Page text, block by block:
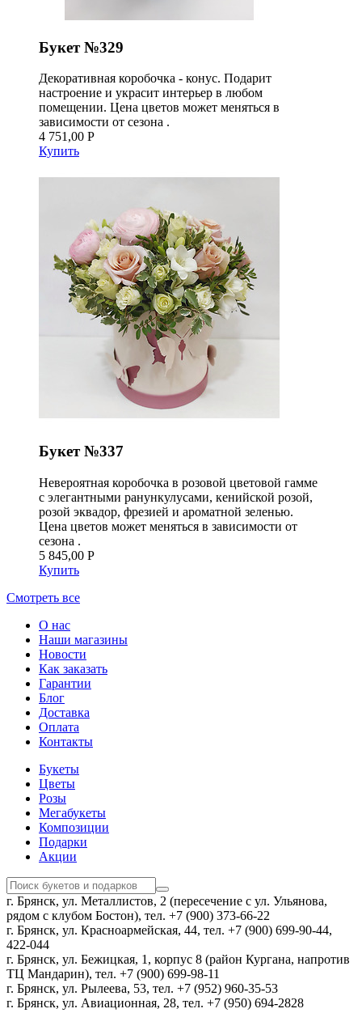
Букет №329
Декоративная коробочка - конус. Подарит
настроение и украсит интерьер в любом
помещении. Цена цветов может меняться в
зависимости от сезона .
4 751,00 Р
Купить
Букет №337
Невероятная коробочка в розовой цветовой гамме
с элегантными ранункулусами, кенийской розой,
розой эквадор, фрезией и ароматной зеленью.
Цена цветов может меняться в зависимости от
сезона .
5 845,00 Р
Купить
Смотреть все
О нас
Наши магазины
Новости
Как заказать
Гарантии
Блог
Доставка
Оплата
Контакты
Букеты
Цветы
Розы
Мегабукеты
Композиции
Подарки
Акции
г. Брянск, ул. Металлистов, 2 (пересечение с ул. Ульянова,
рядом с клубом Бостон), тел. +7 (900) 373-66-22
г. Брянск, ул. Красноармейская, 44, тел. +7 (900) 699-90-44,
422-044
г. Брянск, ул. Бежицкая, 1, корпус 8 (район Кургана, напротив
ТЦ Мандарин), тел. +7 (900) 699-98-11
г. Брянск, ул. Рылеева, 53, тел. +7 (952) 960-35-53
г. Брянск, ул. Авиационная, 28, тел. +7 (950) 694-2828